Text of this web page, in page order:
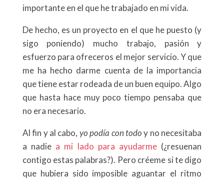
importante en el que he trabajado en mi vida.
De hecho, es un proyecto en el que he puesto (y
sigo poniendo) mucho trabajo, pasión y
esfuerzo para ofreceros el mejor servicio. Y que
me ha hecho darme cuenta de la importancia
que tiene estar rodeada de un buen equipo. Algo
que hasta hace muy poco tiempo pensaba que
no era necesario.
Al fin y al cabo, yo podía con todoy no necesitaba
a nadie a mi lado para ayudarme (¿resuenan
contigo estas palabras?). Pero créeme si te digo
que hubiera sido imposible aguantar el ritmo